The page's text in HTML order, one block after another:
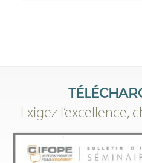
Exigez l’excellence,